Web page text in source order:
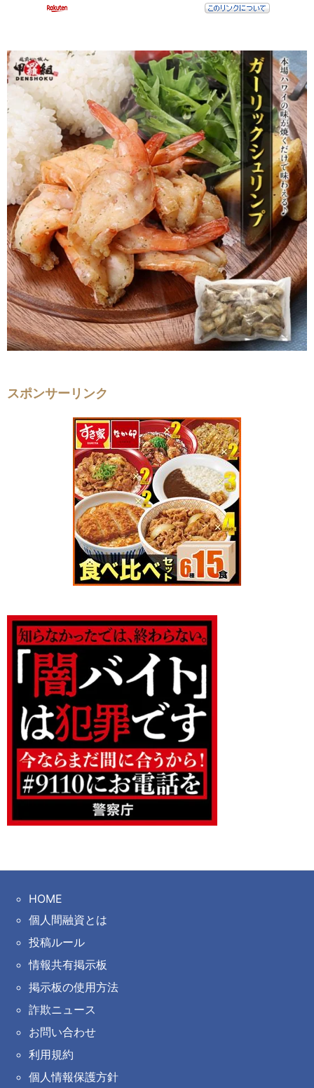
スポンサーリンク
HOME
個人間融資とは
投稿ルール
情報共有掲示板
掲示板の使用方法
詐欺ニュース
お問い合わせ
利用規約
個人情報保護方針